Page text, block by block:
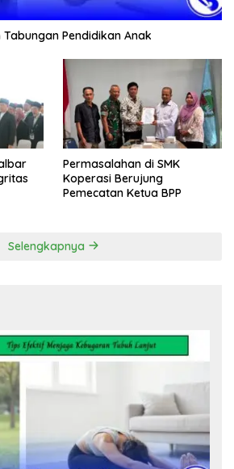
Pendidikan Anak
Permasalahan di SMK
Koperasi Berujung
Pemecatan Ketua BPP
Selengkapnya